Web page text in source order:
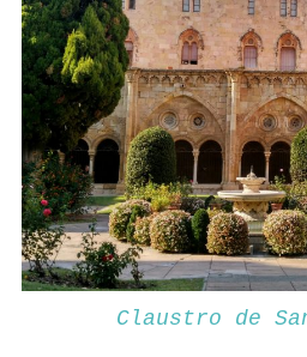
Claustro de